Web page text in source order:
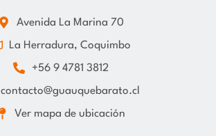
Avenida La Marina 70
La Herradura, Coquimbo
+56 9 4781 3812
contacto@guauquebarato.cl
Ver mapa de ubicación